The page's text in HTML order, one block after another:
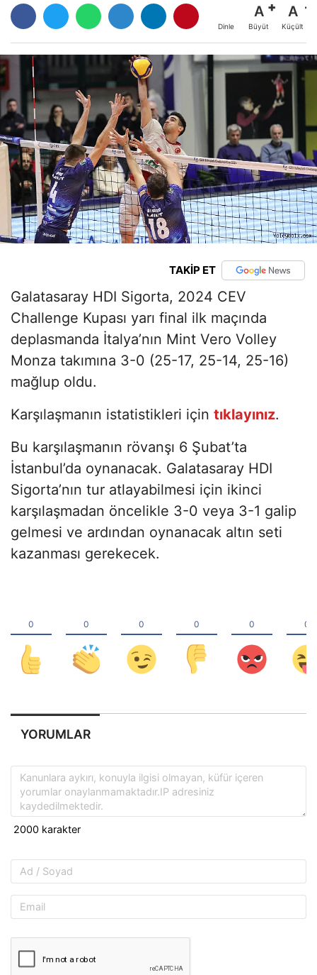
Dinle
A
Büyüt
A
Küçült
TAKİP ET
Galatasaray HDI Sigorta, 2024 CEV
Challenge Kupası yarı final ilk maçında
deplasmanda İtalya’nın Mint Vero Volley
Monza takımına 3-0 (25-17, 25-14, 25-16)
mağlup oldu.
Karşılaşmanın istatistikleri için tıklayınız.
Bu karşılaşmanın rövanşı 6 Şubat’ta
İstanbul’da oynanacak. Galatasaray HDI
Sigorta’nın tur atlayabilmesi için ikinci
karşılaşmadan öncelikle 3-0 veya 3-1 galip
gelmesi ve ardından oynanacak altın seti
kazanması gerekecek.
YORUMLAR